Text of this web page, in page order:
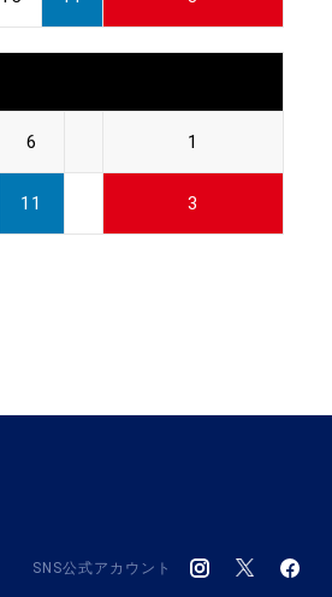
6 1
11 3
SNS公式アカウント